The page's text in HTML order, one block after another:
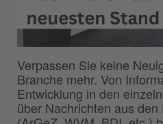
Verpassen Sie keine
Branche mehr. Von
Entwicklung in den
über Nachrichten aus